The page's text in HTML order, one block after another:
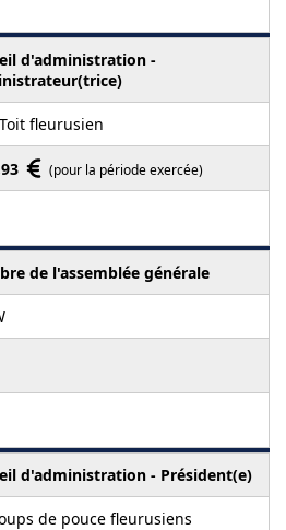
d'administration -
fleurusien
(pour la période exercée)
de l'assemblée générale
d'administration - Président(e)
de pouce fleurusiens